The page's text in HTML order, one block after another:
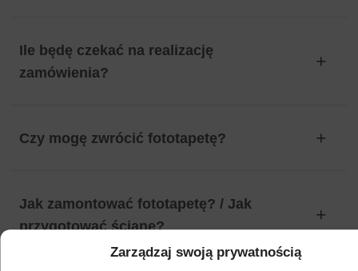
Zarządzaj swoją prywatnością
Ile będę czekać na realizację
zamówienia?
Czy mogę zwrócić fototapetę?
Jak zamontować fototapetę? / Jak
przygotować ścianę?